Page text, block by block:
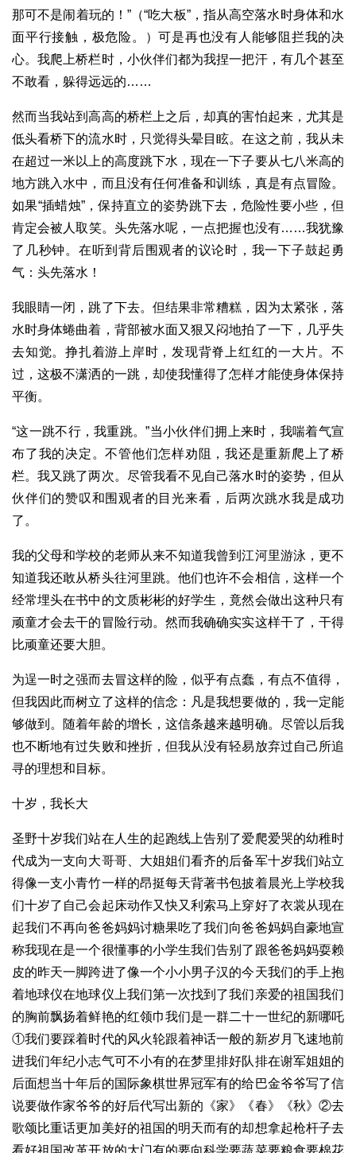
那可不是闹着玩的！”（“吃大板”，指从高空落水时身体和水
面平行接触，极危险。）可是再也没有人能够阻拦我的决
心。我爬上桥栏时，小伙伴们都为我捏一把汗，有几个甚至
不敢看，躲得远远的……
然而当我站到高高的桥栏上之后，却真的害怕起来，尤其是
低头看桥下的流水时，只觉得头晕目眩。在这之前，我从未
在超过一米以上的高度跳下水，现在一下子要从七八米高的
地方跳入水中，而且没有任何准备和训练，真是有点冒险。
如果“插蜡烛”，保持直立的姿势跳下去，危险性要小些，但
肯定会被人取笑。头先落水呢，一点把握也没有……我犹豫
了几秒钟。在听到背后围观者的议论时，我一下子鼓起勇
气：头先落水！
我眼睛一闭，跳了下去。但结果非常糟糕，因为太紧张，落
水时身体蜷曲着，背部被水面又狠又闷地拍了一下，几乎失
去知觉。挣扎着游上岸时，发现背脊上红红的一大片。不
过，这极不潇洒的一跳，却使我懂得了怎样才能使身体保持
平衡。
“这一跳不行，我重跳。”当小伙伴们拥上来时，我喘着气宣
布了我的决定。不管他们怎样劝阻，我还是重新爬上了桥
栏。我又跳了两次。尽管我看不见自己落水时的姿势，但从
伙伴们的赞叹和围观者的目光来看，后两次跳水我是成功
了。
我的父母和学校的老师从来不知道我曾到江河里游泳，更不
知道我还敢从桥头往河里跳。他们也许不会相信，这样一个
经常埋头在书中的文质彬彬的好学生，竟然会做出这种只有
顽童才会去干的冒险行动。然而我确确实实这样干了，干得
比顽童还要大胆。
为逞一时之强而去冒这样的险，似乎有点蠢，有点不值得，
但我因此而树立了这样的信念：凡是我想要做的，我一定能
够做到。随着年龄的增长，这信条越来越明确。尽管以后我
也不断地有过失败和挫折，但我从没有轻易放弃过自己所追
寻的理想和目标。
十岁，我长大
圣野十岁我们站在人生的起跑线上告别了爱爬爱哭的幼稚时
代成为一支向大哥哥、大姐姐们看齐的后备军十岁我们站立
得像一支小青竹一样的昂挺每天背著书包披着晨光上学校我
们十岁了自己会起床动作又快又利索马上穿好了衣裳从现在
起我们不再向爸爸妈妈讨糖果吃了我们向爸爸妈妈自豪地宣
称我现在是一个很懂事的小学生我们告别了跟爸爸妈妈耍赖
皮的昨天一脚跨进了像一个小小男子汉的今天我们的手上抱
着地球仪在地球仪上我们第一次找到了我们亲爱的祖国我们
的胸前飘扬着鲜艳的红领巾我们是一群二十一世纪的新哪吒
①我们要踩着时代的风火轮跟着神话一般的新岁月飞速地前
进我们年纪小志气可不小有的在梦里排好队排在谢军姐姐的
后面想当十年后的国际象棋世界冠军有的给巴金爷爷写了信
说要做作家爷爷的好后代写出新的《家》《春》《秋》②去
歌颂比重话更加美好的祖国的明天而有的却想拿起枪杆子去
看好祖国改革开放的大门有的要向科学要蔬菜要粮食要棉花